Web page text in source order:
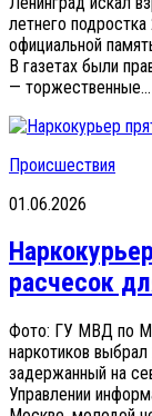
летнего
официальной
В газетах были
— торжественные...
Происшествия
01.06.2026
расчесок
Фото: ГУ МВД по
наркотиков
задержанный на
Управлении